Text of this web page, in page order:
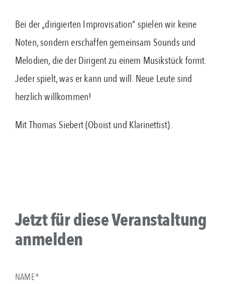
Bei der „dirigierten Improvisation“ spielen wir keine
Noten, sondern erschaffen gemeinsam Sounds und
Melodien, die der Dirigent zu einem Musikstück formt.
Jeder spielt, was er kann und will. Neue Leute sind
herzlich willkommen!
Mit Thomas Siebert (Oboist und Klarinettist).
Jetzt für diese Veranstaltung
anmelden
NAME*